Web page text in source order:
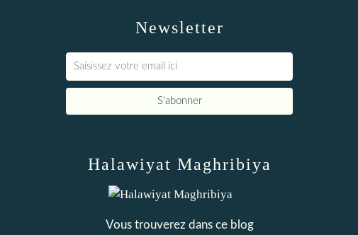
Newsletter
Halawiyat Maghribiya
Vous trouverez dans ce blog